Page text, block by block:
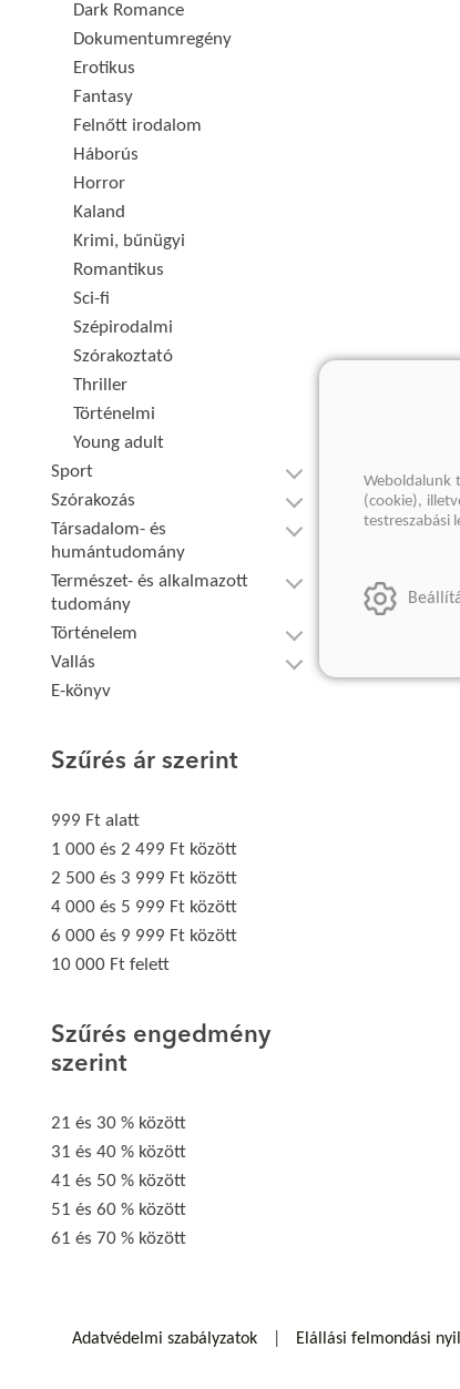
Dark Romance
Dokumentumregény
Erotikus
Fantasy
Felnőtt irodalom
Háborús
Horror
Kaland
Krimi, bűnügyi
Romantikus
Sci-fi
Szépirodalmi
Szórakoztató
Thriller
Történelmi
Young adult
Sport
Szórakozás
Társadalom- és
humántudomány
Természet- és alkalmazott
tudomány
Történelem
Vallás
E-könyv
Szűrés ár szerint
999 Ft alatt
1 000 és 2 499 Ft között
2 500 és 3 999 Ft között
4 000 és 5 999 Ft között
6 000 és 9 999 Ft között
10 000 Ft felett
Szűrés engedmény
szerint
21 és 30 % között
31 és 40 % között
41 és 50 % között
51 és 60 % között
61 és 70 % között
Adatvédelmi szabályzatok Elállási felmondási
Weboldalunk
(cookie),
testreszabási